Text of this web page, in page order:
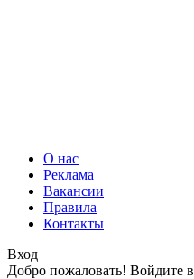
О нас
Реклама
Вакансии
Правила
Контакты
Вход
Добро пожаловать! Войдите